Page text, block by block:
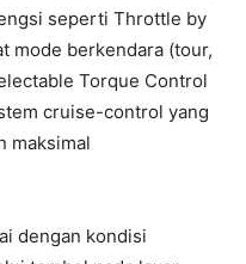
seperti Throttle by
mode berkendara (tour,
Torque Control
cruise-control yang
maksimal
dengan kondisi